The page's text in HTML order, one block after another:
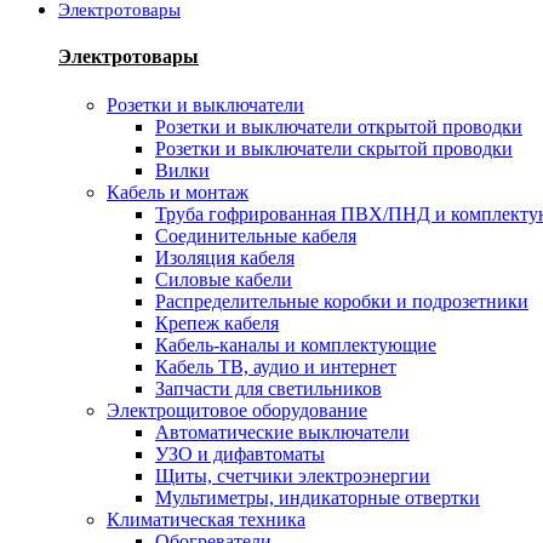
Электротовары
Электротовары
Розетки и выключатели
Розетки и выключатели открытой проводки
Розетки и выключатели скрытой проводки
Вилки
Кабель и монтаж
Труба гофрированная ПВХ/ПНД и
Соединительные кабеля
Изоляция кабеля
Силовые кабели
Распределительные коробки и подрозетники
Крепеж кабеля
Кабель-каналы и комплектующие
Кабель ТВ, аудио и интернет
Запчасти для светильников
Электрощитовое оборудование
Автоматические выключатели
УЗО и дифавтоматы
Щиты, счетчики электроэнергии
Мультиметры, индикаторные отвертки
Климатическая техника